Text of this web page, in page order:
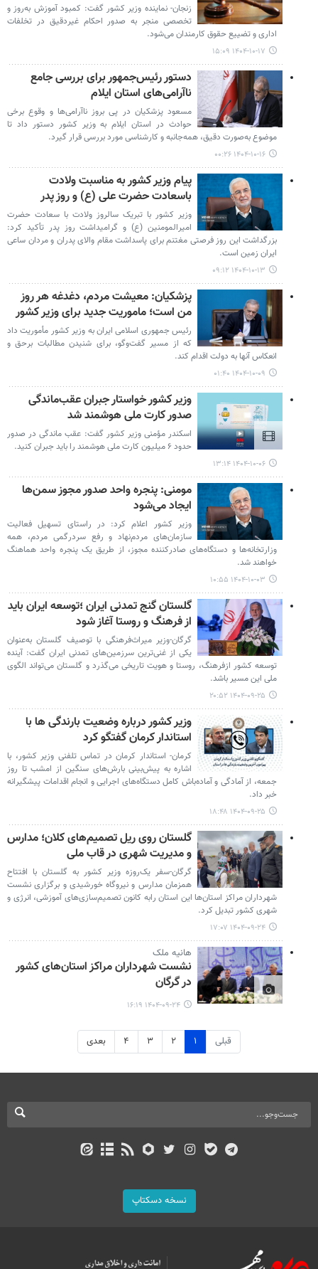
زنجان- نماینده وزیر کشور گفت: کمبود آموزش به‌روز و
تخصصی منجر به صدور احکام غیردقیق در تخلفات
اداری و تضییع حقوق کارمندان می‌شود.
۱۴۰۴-۱۰-۱۷ ۱۵:۰۹
دستور رئیس‌جمهور برای بررسی جامع
ناآرامی‌های استان ایلام
مسعود پزشکیان در پی بروز ناآرامی‌ها و وقوع برخی
حوادث در استان ایلام به وزیر کشور دستور داد تا
موضوع به‌صورت دقیق، همه‌جانبه و کارشناسی مورد بررسی قرار گیرد.
۱۴۰۴-۱۰-۱۶ ۰۰:۲۶
پیام وزیر کشور به مناسبت ولادت
باسعادت حضرت علی (ع) و روز پدر
وزیر کشور با تبریک سالروز ولادت با سعادت حضرت
امیرالمومنین (ع) و گرامیداشت روز پدر تأکید کرد:
بزرگداشت این روز فرصتی مغتنم برای پاسداشت مقام والای پدران و مردان ساعی
ایران زمین است.
۱۴۰۴-۱۰-۱۳ ۰۹:۱۲
پزشکیان: معیشت مردم، دغدغه هر روز
من است؛ ماموریت جدید برای وزیر کشور
رئیس جمهوری اسلامی ایران به وزیر کشور مأموریت داد
که از مسیر گفت‌وگو، برای شنیدن مطالبات برحق و
انعکاس آنها به دولت اقدام کند.
۱۴۰۴-۱۰-۰۹ ۰۱:۴۰
وزیر کشور خواستار جبران عقب‌ماندگی
صدور کارت ملی هوشمند شد
اسکندر مؤمنی وزیر کشور گفت: عقب ماندگی در صدور
حدود ۶ میلیون کارت ملی هوشمند را باید جبران کنید.
۱۴۰۴-۱۰-۰۶ ۱۳:۱۴
مومنی: پنجره واحد صدور مجوز سمن‌ها
ایجاد می‌شود
وزیر کشور اعلام کرد: در راستای تسهیل فعالیت
سازمان‌های مردم‌نهاد و رفع سردرگمی مردم، همه
وزارتخانه‌ها و دستگاه‌های صادرکننده مجوز، از طریق یک پنجره واحد هماهنگ
خواهند شد.
۱۴۰۴-۱۰-۰۳ ۱۰:۵۵
گلستان گنج تمدنی ایران ؛توسعه ایران باید
از فرهنگ و روستا آغاز شود
گرگان-وزیر میراث‌فرهنگی با توصیف گلستان به‌عنوان
یکی از غنی‌ترین سرزمین‌های تمدنی ایران گفت: آینده
توسعه کشور ازفرهنگ، روستا و هویت تاریخی می‌گذرد و گلستان می‌تواند الگوی
ملی این مسیر باشد.
۱۴۰۴-۰۹-۲۵ ۲۰:۵۲
وزیر کشور درباره وضعیت بارندگی ها با
استاندار کرمان گفتگو کرد
کرمان- استاندار کرمان در تماس تلفنی وزیر کشور، با
اشاره به پیش‌بینی بارش‌های سنگین از امشب تا روز
جمعه، از آمادگی و آماده‌باش کامل دستگاه‌های اجرایی و انجام اقدامات پیشگیرانه
خبر داد.
۱۴۰۴-۰۹-۲۵ ۱۸:۴۸
گلستان روی ریل تصمیم‌های کلان؛ مدارس
و مدیریت شهری در قاب ملی
گرگان-سفر یک‌روزه وزیر کشور به گلستان با افتتاح
همزمان مدارس و نیروگاه خورشیدی و برگزاری نشست
شهرداران مراکز استان‌ها این استان رابه کانون تصمیم‌سازی‌های آموزشی، انرژی و
شهری کشور تبدیل کرد.
۱۴۰۴-۰۹-۲۴ ۱۷:۰۷
هانیه ملک
نشست شهرداران مراکز استان‌های کشور
در گرگان
۱۴۰۴-۰۹-۲۴ ۱۶:۱۹
قبلی ۱ ۲ ۳ ۴ بعدی
نسخه دسکتاپ